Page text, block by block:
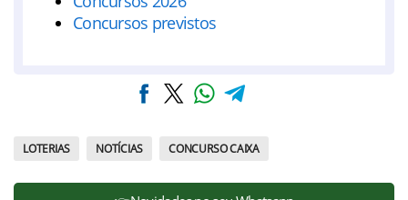
Concursos previstos
LOTERIAS NOTÍCIAS CONCURSO CAIXA